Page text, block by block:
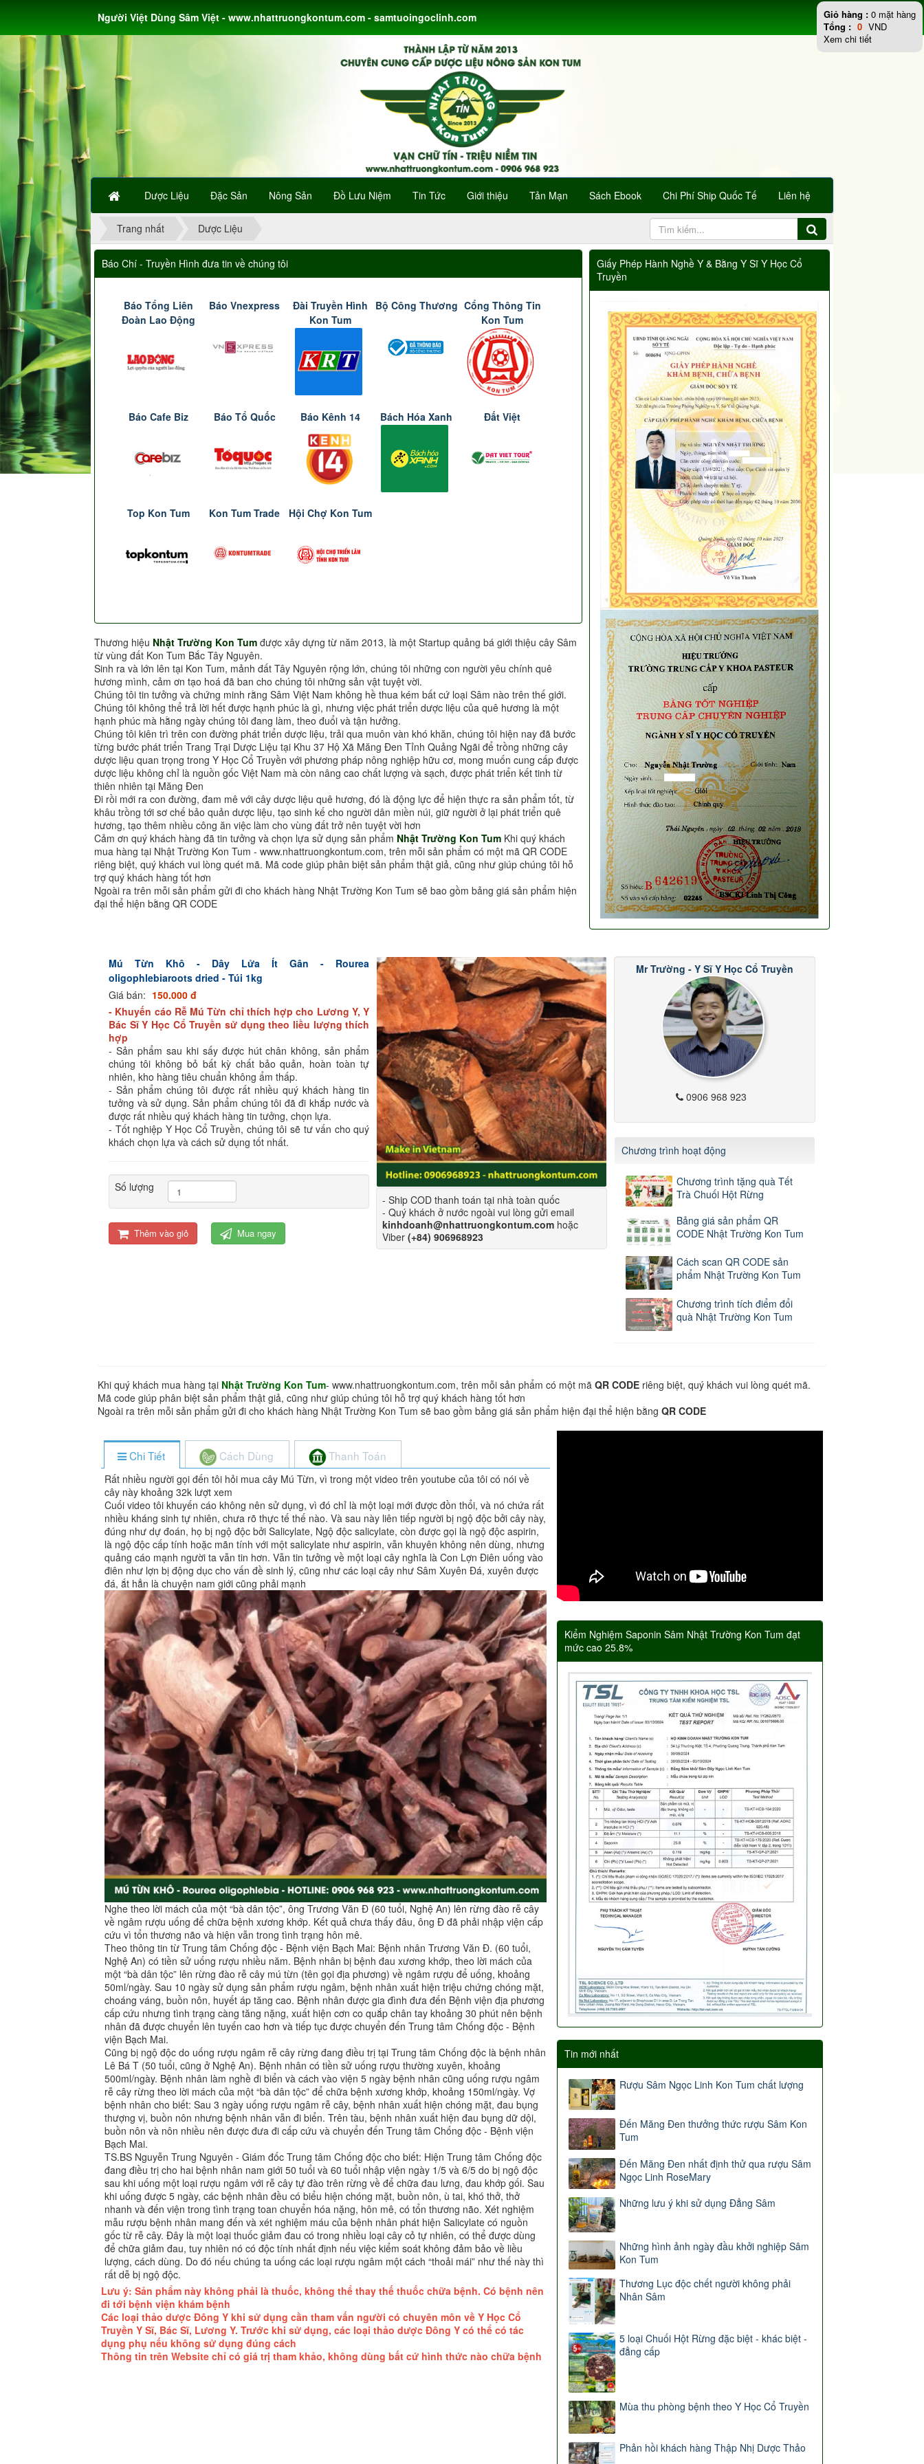
Dược Liệu Đặc Sản Nông Sản Đồ Lưu Niệm Tin Tức Giới thiệu Tản Mạn Sách Ebook Chi Phí Ship Quốc Tế Liên hệ
Người Việt Dùng Sâm Việt - www.nhattruongkontum.com - samtuoingoclinh.com
Trang nhất Dược Liệu
Báo Chí - Truyền Hình đưa tin về chúng tôi
Báo Tổng Liên
Đoàn Lao Động
Báo Vnexpress
Đài Truyền Hình
Kon Tum
Bộ Công Thương Cổng Thông Tin
Kon Tum
Báo Cafe Biz Báo Tổ Quốc Báo Kênh 14 Bách Hóa Xanh Đất Việt
Top Kon Tum Kon Tum Trade Hội Chợ Kon Tum
Thương hiệu Nhật Trường Kon Tum được xây dựng từ năm 2013, là một Startup quảng bá giới thiệu cây Sâm
từ vùng đất Kon Tum Bắc Tây Nguyên.
Sinh ra và lớn lên tại Kon Tum, mảnh đất Tây Nguyên rộng lớn, chúng tôi những con người yêu chính quê
hương mình, cảm ơn tạo hoá đã ban cho chúng tôi những sản vật tuyệt vời.
Chúng tôi tin tưởng và chứng minh rằng Sâm Việt Nam không hề thua kém bất cứ loại Sâm nào trên thế giới.
Chúng tôi không thể trả lời hết được hạnh phúc là gì, nhưng việc phát triển dược liệu của quê hương là một
hạnh phúc mà hằng ngày chúng tôi đang làm, theo đuổi và tận hưởng.
Chúng tôi kiên trì trên con đường phát triển dược liệu, trải qua muôn vàn khó khăn, chúng tôi hiện nay đã bước
từng bước phát triển Trang Trại Dược Liệu tại Khu 37 Hộ Xã Măng Đen Tỉnh Quảng Ngãi để trồng những cây
dược liệu quan trọng trong Y Học Cổ Truyền với phương pháp nông nghiệp hữu cơ, mong muốn cung cấp được
dược liệu không chỉ là nguồn gốc Việt Nam mà còn nâng cao chất lượng và sạch, được phát triển kết tinh từ
thiên nhiên tại Măng Đen
Đi rồi mới ra con đường, đam mê với cây dược liệu quê hương, đó là động lực để hiện thực ra sản phẩm tốt, từ
khâu trồng tới sơ chế bảo quản dược liệu, tạo sinh kế cho người dân miền núi, giữ người ở lại phát triển quê
hương, tạo thêm nhiều công ăn việc làm cho vùng đất trở nên tuyệt vời hơn
Cảm ơn quý khách hàng đã tin tưởng và chọn lựa sử dụng sản phẩm Nhật Trường Kon Tum Khi quý khách
mua hàng tại Nhật Trường Kon Tum - www.nhattruongkontum.com, trên mỗi sản phẩm có một mã QR CODE
riêng biệt, quý khách vui lòng quét mã. Mã code giúp phân biệt sản phẩm thật giả, cũng như giúp chúng tôi hỗ
trợ quý khách hàng tốt hơn
Ngoài ra trên mỗi sản phẩm gửi đi cho khách hàng Nhật Trường Kon Tum sẽ bao gồm bảng giá sản phẩm hiện
đại thể hiện bằng QR CODE
Giấy Phép Hành Nghề Y & Bằng Y Sĩ Y Học Cổ
Truyền
Mú Từn Khô - Dây Lửa Ít Gân - Rourea
oligophlebiaroots dried - Túi 1kg
Giá bán: 150.000 đ
- Khuyến cáo Rễ Mú Từn chỉ thích hợp cho Lương Y, Y
Bác Sĩ Y Học Cổ Truyền sử dụng theo liều lượng thích
hợp
- Sản phẩm sau khi sấy được hút chân không, sản phẩm
chúng tôi không bỏ bất kỳ chất bảo quản, hoàn toàn tự
nhiên, kho hàng tiêu chuẩn không ẩm thấp.
- Sản phẩm chúng tôi được rất nhiều quý khách hàng tin
tưởng và sử dụng. Sản phẩm chúng tôi đã đi khắp nước và
được rất nhiều quý khách hàng tin tưởng, chọn lựa.
- Tốt nghiệp Y Học Cổ Truyền, chúng tôi sẽ tư vấn cho quý
khách chọn lựa và cách sử dụng tốt nhất.
Số lượng
Thêm vào giỏ Mua ngay
- Ship COD thanh toán tại nhà toàn quốc
- Quý khách ở nước ngoài vui lòng gửi email
kinhdoanh@nhattruongkontum.com hoặc
Viber(+84) 906968923
Mr Trường - Y Sĩ Y Học Cổ Truyền
0906 968 923
Chương trình hoạt động
Chương trình tặng quà Tết
Trà Chuối Hột Rừng
Bảng giá sản phẩm QR
CODE Nhật Trường Kon Tum
Cách scan QR CODE sản
phẩm Nhật Trường Kon Tum
Chương trình tích điểm đổi
quà Nhật Trường Kon Tum
Khi quý khách mua hàng tại Nhật Trường Kon Tum- www.nhattruongkontum.com, trên mỗi sản phẩm có một mã QR CODE riêng biệt, quý khách vui lòng quét mã.
Mã code giúp phân biệt sản phẩm thật giả, cũng như giúp chúng tôi hỗ trợ quý khách hàng tốt hơn
Ngoài ra trên mỗi sản phẩm gửi đi cho khách hàng Nhật Trường Kon Tum sẽ bao gồm bảng giá sản phẩm hiện đại thể hiện bằng QR CODE
Chi Tiết Cách Dùng Thanh Toán
Rất nhiều người gọi đến tôi hỏi mua cây Mú Từn, vì trong một video trên youtube của tôi có nói về
cây này khoảng 32k lượt xem
Cuối video tôi khuyến cáo không nên sử dụng, vì đó chỉ là một loại mới được đồn thổi, và nó chứa rất
nhiều kháng sinh tự nhiên, chưa rõ thực tế thế nào. Và sau này liên tiếp người bị ngộ độc bởi cây này,
đúng như dự đoán, họ bị ngộ độc bởi Salicylate, Ngộ độc salicylate, còn được gọi là ngộ độc aspirin,
là ngộ độc cấp tính hoặc mãn tính với một salicylate như aspirin, vẫn khuyên không nên dùng, nhưng
quảng cáo mạnh người ta vẫn tin hơn. Vẫn tin tưởng về một loại cây nghĩa là Con Lợn Điên uống vào
điên như lợn bị động dục cho vấn đề sinh lý, cũng như các loại cây như Sâm Xuyên Đá, xuyên được
đá, ắt hẳn là chuyện nam giới cũng phải mạnh
Nghe theo lời mách của một “bà dân tộc”, ông Trương Văn Đ (60 tuổi, Nghệ An) lên rừng đào rễ cây
về ngâm rượu uống để chữa bệnh xương khớp. Kết quả chưa thấy đâu, ông Đ đã phải nhập viện cấp
cứu vì tổn thương não và hiện vẫn trong tình trạng hôn mê.
Theo thông tin từ Trung tâm Chống độc - Bệnh viện Bạch Mai: Bệnh nhân Trương Văn Đ. (60 tuổi,
Nghệ An) có tiền sử uống rượu nhiều năm. Bệnh nhân bị bệnh đau xương khớp, theo lời mách của
một “bà dân tộc” lên rừng đào rễ cây mú từn (tên gọi địa phương) về ngâm rượu để uống, khoảng
50ml/ngày. Sau 10 ngày sử dụng sản phẩm rượu ngâm, bệnh nhân xuất hiện triệu chứng chóng mặt,
choáng váng, buồn nôn, huyết áp tăng cao. Bệnh nhân được gia đình đưa đến Bệnh viện địa phương
cấp cứu nhưng tình trạng càng tăng nặng, xuất hiện cơn co quắp chân tay khoảng 30 phút nên bệnh
nhân đã được chuyển lên tuyến cao hơn và tiếp tục được chuyển đến Trung tâm Chống độc - Bệnh
viện Bạch Mai.
Cũng bị ngộ độc do uống rượu ngâm rễ cây rừng đang điều trị tại Trung tâm Chống độc là bệnh nhân
Lê Bá T (50 tuổi, cũng ở Nghệ An). Bệnh nhân có tiền sử uống rượu thường xuyên, khoảng
500ml/ngày. Bệnh nhân làm nghề đi biển và cách vào viện 5 ngày bệnh nhân cũng uống rượu ngâm
rễ cây rừng theo lời mách của một “bà dân tộc” để chữa bệnh xương khớp, khoảng 150ml/ngày. Vợ
bệnh nhân cho biết: Sau 3 ngày uống rượu ngâm rễ cây, bệnh nhân xuất hiện chóng mặt, đau bụng
thượng vị, buồn nôn nhưng bệnh nhân vẫn đi biển. Trên tàu, bệnh nhân xuất hiện đau bụng dữ dội,
buồn nôn và nôn nhiều nên được đưa đi cấp cứu và chuyển đến Trung tâm Chống độc - Bệnh viện
Bạch Mai.
TS.BS Nguyễn Trung Nguyên - Giám đốc Trung tâm Chống độc cho biết: Hiện Trung tâm Chống độc
đang điều trị cho hai bệnh nhân nam giới 50 tuổi và 60 tuổi nhập viện ngày 1/5 và 6/5 do bị ngộ độc
sau khi uống một loại rượu ngâm với rễ cây tự đào trên rừng về để chữa đau lưng, đau khớp gối. Sau
khi uống được 5 ngày, các bệnh nhân đều có biểu hiện chóng mặt, buồn nôn, ù tai, khó thở, thở
nhanh và đến viện trong tình trạng toan chuyển hóa nặng, hôn mê, có tổn thương não. Xét nghiệm
mẫu rượu bệnh nhân mang đến và xét nghiệm máu của bệnh nhân phát hiện Salicylate có nguồn
gốc từ rễ cây. Đây là một loại thuốc giảm đau có trong nhiều loại cây cỏ tự nhiên, có thể được dùng
để chữa giảm đau, tuy nhiên nó có độc tính nhất định nếu việc kiểm soát không đảm bảo về liều
lượng, cách dùng. Do đó nếu chúng ta uống các loại rượu ngâm một cách “thoải mái” như thế này thì
rất dễ bị ngộ độc.
Lưu ý: Sản phẩm này không phải là thuốc, không thể thay thế thuốc chữa bệnh. Có bệnh nên
đi tới bệnh viện khám bệnh
Các loại thảo dược Đông Y khi sử dụng cần tham vấn người có chuyên môn về Y Học Cổ
Truyền Y Sĩ, Bác Sĩ, Lương Y. Trước khi sử dụng, các loại thảo dược Đông Y có thể có tác
dụng phụ nếu không sử dụng đúng cách
Thông tin trên Website chỉ có giá trị tham khảo, không dùng bất cứ hình thức nào chữa bệnh
Kiểm Nghiệm Saponin Sâm Nhật Trường Kon Tum đạt
mức cao 25.8%
Tin mới nhất
Rượu Sâm Ngọc Linh Kon Tum chất lượng
Đến Măng Đen thưởng thức rượu Sâm Kon
Tum
Đến Măng Đen nhất định thử qua rượu Sâm
Ngọc Linh RoseMary
Những lưu ý khi sử dụng Đẳng Sâm
Những hình ảnh ngày đầu khởi nghiệp Sâm
Kon Tum
Thương Lục độc chết người không phải
Nhân Sâm
5 loại Chuối Hột Rừng đặc biệt - khác biệt -
đẳng cấp
Mùa thu phòng bệnh theo Y Học Cổ Truyền
Phản hồi khách hàng Thập Nhị Dược Thảo
Giỏ hàng : 0 mặt hàng
Tổng : 0 VND
Xem chi tiết